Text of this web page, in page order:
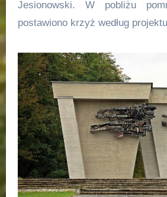
Jesionowski. W pobliżu
postawiono krzyż według